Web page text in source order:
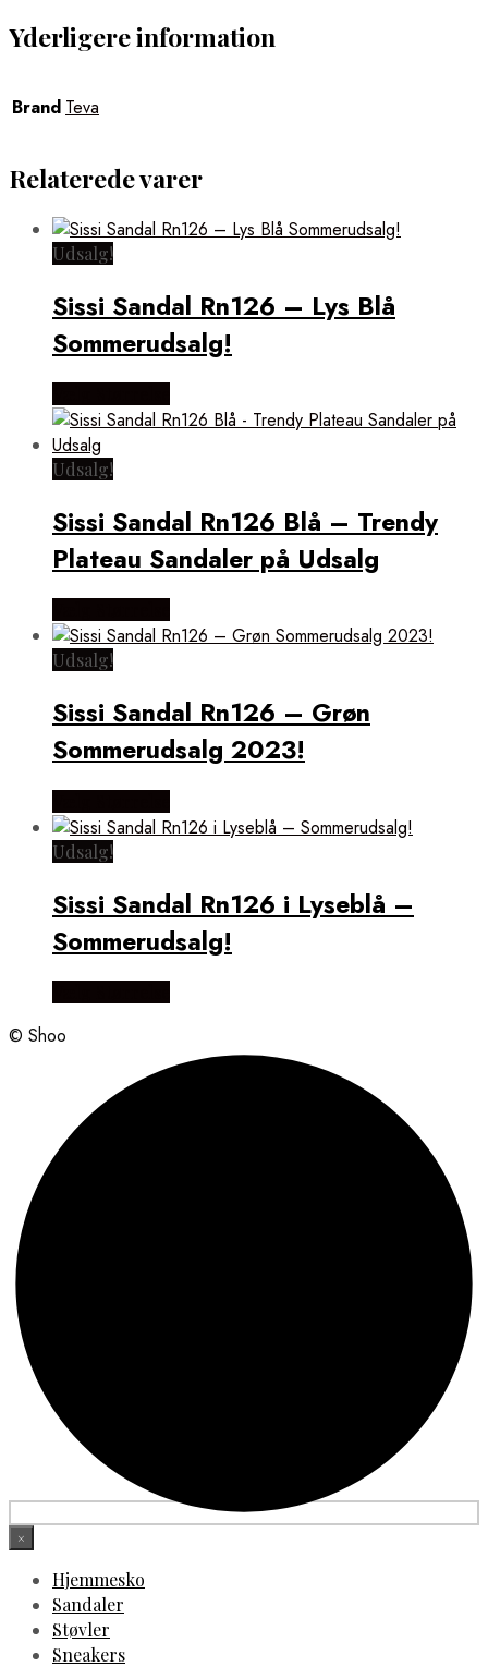
Yderligere information
Brand Teva
Relaterede varer
Udsalg!
Sissi Sandal Rn126 – Lys Blå
Sommerudsalg!
Udsalg!
Sissi Sandal Rn126 Blå – Trendy
Plateau Sandaler på Udsalg
Udsalg!
Sissi Sandal Rn126 – Grøn
Sommerudsalg 2023!
Udsalg!
Sissi Sandal Rn126 i Lyseblå –
Sommerudsalg!
© Shoo
×
Hjemmesko
Sandaler
Støvler
Sneakers